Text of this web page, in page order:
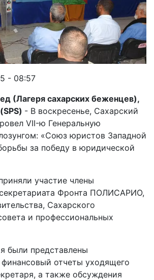
- 08:57
(Лагеря сахарских беженцев),
- В воскресенье, Сахарский
VII-ю Генеральную
«Союз юристов Западной
за победу в юридической
участие члены
Фронта ПОЛИСАРИО,
Сахарского
и профессиональных
были представлены
отчеты уходящего
а также обсуждения